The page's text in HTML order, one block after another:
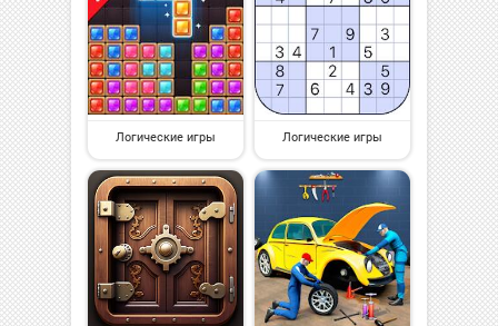
Логические игры Логические игры